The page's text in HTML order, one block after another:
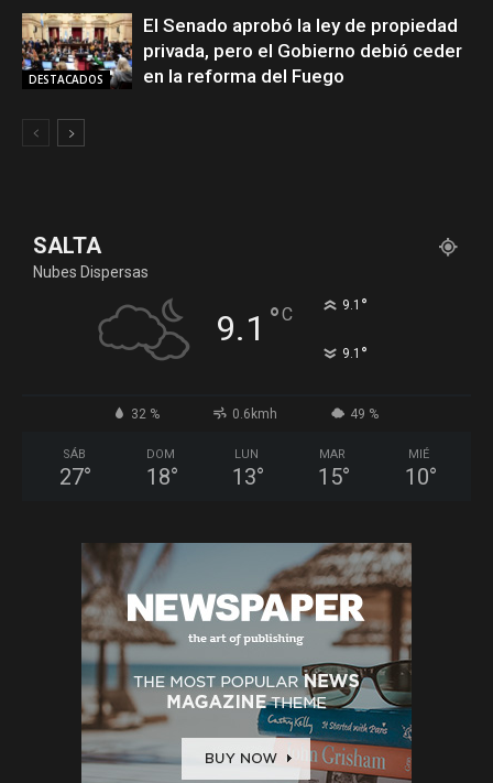
DESTACADOS
El Senado aprobó la ley de propiedad
privada, pero el Gobierno debió ceder
en la reforma del Fuego
SALTA
Nubes Dispersas
9.1 °C 9.1 °
9.1 °
32 % 0.6kmh 49 %
SÁB
27°
DOM
18°
LUN
13°
MAR
15°
MIÉ
10°